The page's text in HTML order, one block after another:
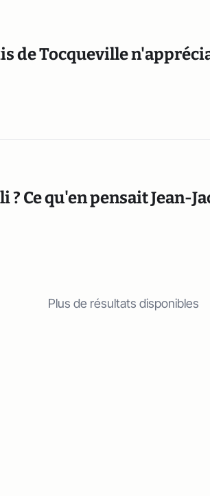
de Tocqueville
Ce qu'en pensait Jean-
Plus de résultats disponibles